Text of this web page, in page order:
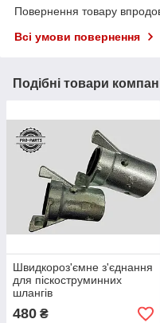
Повернення товару
Всі умови повернення
Подібні товари
Швидкороз'ємне з'єднання
для піскоструминних
шлангів
480 ₴